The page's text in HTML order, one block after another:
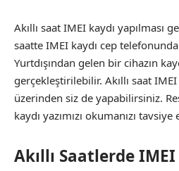
Akıllı saat IMEI kaydı yapılması
saatte IMEI kaydı cep
Yurtdışından gelen bir cihazın
gerçekleştirilebilir. Akıllı saat IMEI
üzerinden siz de yapabilirsiniz.
kaydı yazımızı okumanızı tavsiye
Akıllı Saatlerde IMEI